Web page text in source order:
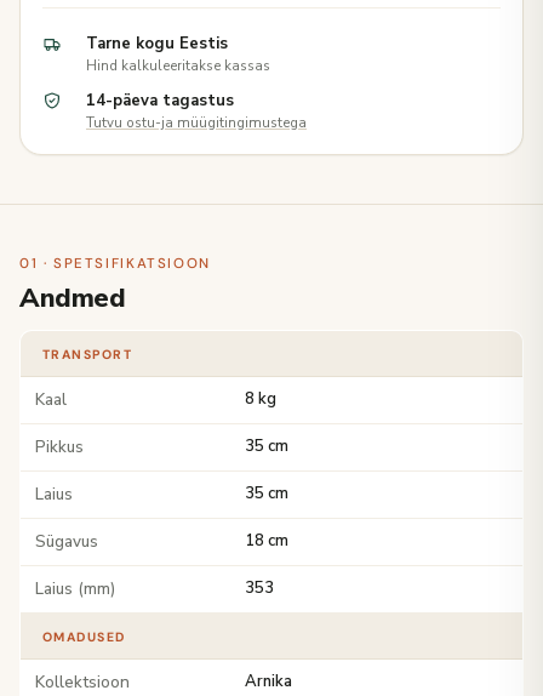
Tarne kogu Eestis
Hind kalkuleeritakse kassas
14-päeva tagastus
Tutvu ostu-ja müügitingimustega
01 · SPETSIFIKATSIOON
Andmed
TRANSPORT
Kaal 8 kg
Pikkus 35 cm
Laius 35 cm
Sügavus 18 cm
Laius (mm) 353
OMADUSED
Kollektsioon Arnika